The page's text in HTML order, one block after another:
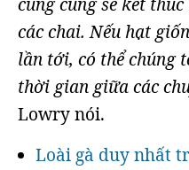
các chai. Nếu hạt
lần tới, có thể chúng
thời gian giữa các
Lowry nói.
Loài gà duy nhất